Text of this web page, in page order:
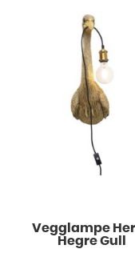
Vegglampe
Hegre Gull